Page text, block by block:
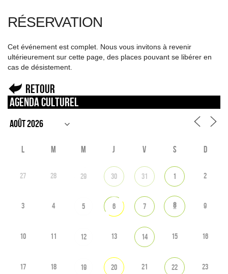
RÉSERVATION
Cet événement est complet. Nous vous invitons à revenir
ultérieurement sur cette page, des places pouvant se libérer en
cas de désistement.
Retour
Agenda culturel
L M M J V S D
27 28 29 30 31 1 2
3 4 5 6 7 8 9
10 11 12 13 14 15 16
17 18 19 20 21 22 23